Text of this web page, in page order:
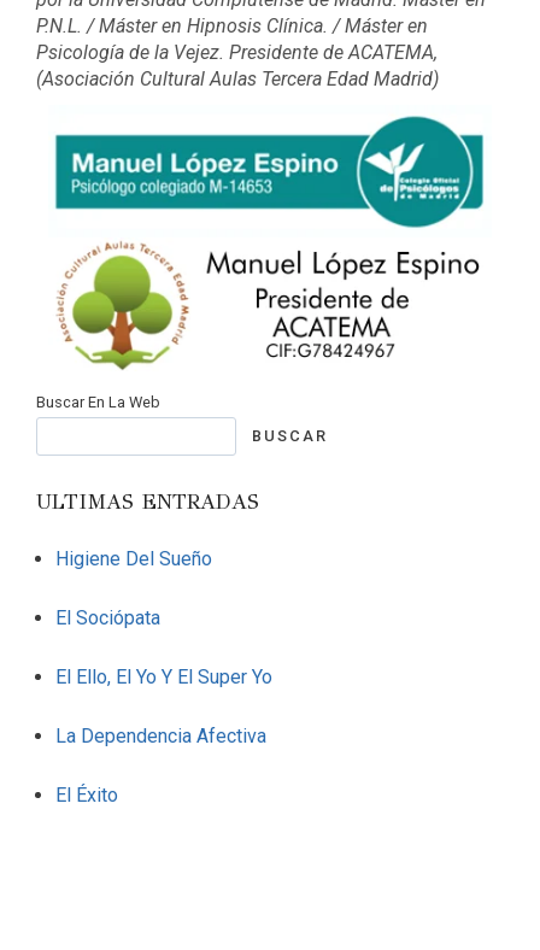
P.N.L. / Máster en Hipnosis Clínica. / Máster en
Psicología de la Vejez. Presidente de ACATEMA,
(Asociación Cultural Aulas Tercera Edad Madrid)
Buscar En La Web
BUSCAR
ULTIMAS ENTRADAS
Higiene Del Sueño
El Sociópata
El Ello, El Yo Y El Super Yo
La Dependencia Afectiva
El Éxito